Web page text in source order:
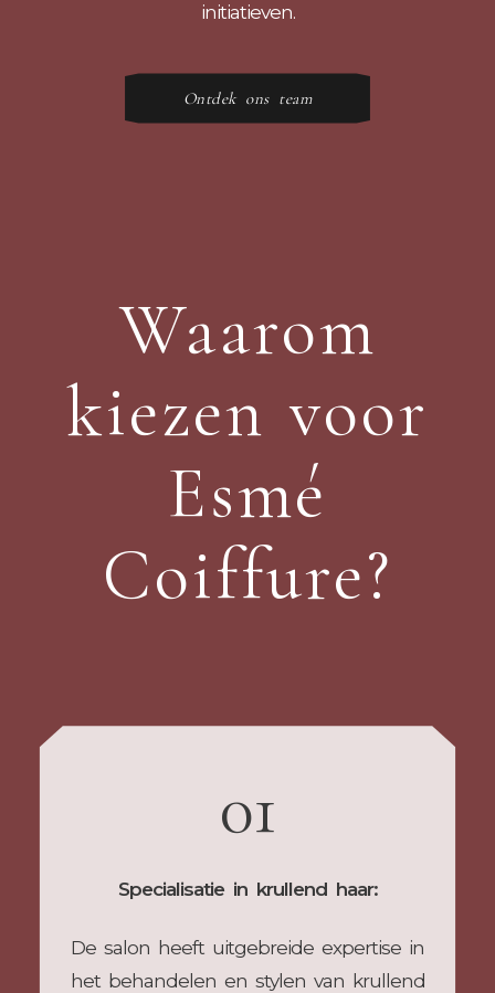
initiatieven.
Ontdek ons team
Waarom
kiezen voor
Esmé
Coiffure?
01
Specialisatie in krullend haar:
De salon heeft uitgebreide expertise in
het behandelen en stylen van krullend